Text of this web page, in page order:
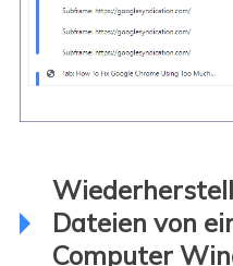
Dateien von
Computer